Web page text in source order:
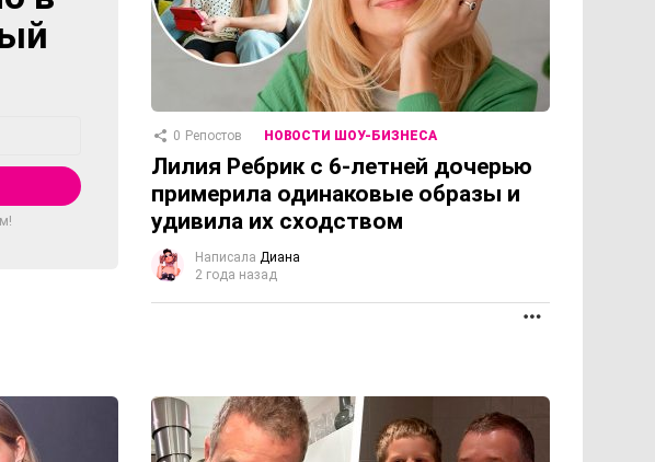
0 Репостов НОВОСТИ ШОУ-БИЗНЕСА
Лилия Ребрик с 6-летней дочерью
примерила одинаковые образы и
удивила их сходством
Написала Диана
2 года назад